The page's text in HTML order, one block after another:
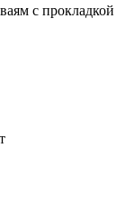
с прокладкой